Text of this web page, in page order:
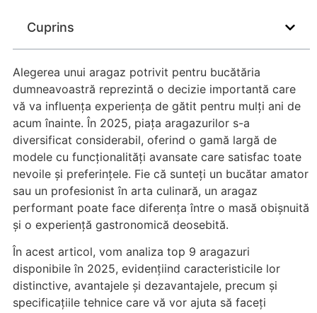
Cuprins
Alegerea unui aragaz potrivit pentru bucătăria
dumneavoastră reprezintă o decizie importantă care
vă va influența experiența de gătit pentru mulți ani de
acum înainte. În 2025, piața aragazurilor s-a
diversificat considerabil, oferind o gamă largă de
modele cu funcționalități avansate care satisfac toate
nevoile și preferințele. Fie că sunteți un bucătar amator
sau un profesionist în arta culinară, un aragaz
performant poate face diferența între o masă obișnuită
și o experiență gastronomică deosebită.
În acest articol, vom analiza top 9 aragazuri
disponibile în 2025, evidențiind caracteristicile lor
distinctive, avantajele și dezavantajele, precum și
specificațiile tehnice care vă vor ajuta să faceți